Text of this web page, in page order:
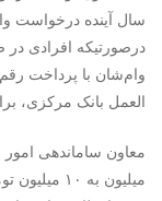
سال آینده درخواست
درصورتیکه افرادی در
العمل بانک مرکزی،
میلیون به